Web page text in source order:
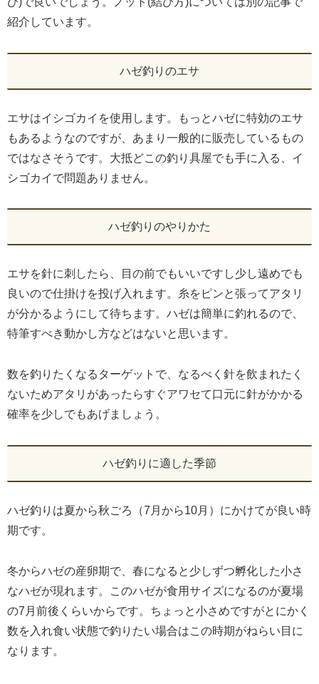
紹介しています。
ハゼ釣りのエサ
エサはイシゴカイを使用します。もっとハゼに特効のエサ
もあるようなのですが、あまり一般的に販売しているもの
ではなさそうです。大抵どこの釣り具屋でも手に入る、イ
シゴカイで問題ありません。
ハゼ釣りのやりかた
エサを針に刺したら、目の前でもいいですし少し遠めでも
良いので仕掛けを投げ入れます。糸をピンと張ってアタリ
が分かるようにして待ちます。ハゼは簡単に釣れるので、
特筆すべき動かし方などはないと思います。
数を釣りたくなるターゲットで、なるべく針を飲まれたく
ないためアタリがあったらすぐアワセて口元に針がかかる
確率を少しでもあげましょう。
ハゼ釣りに適した季節
ハゼ釣りは夏から秋ごろ（7月から10月）にかけてが良い時
期です。
冬からハゼの産卵期で、春になると少しずつ孵化した小さ
なハゼが現れます。このハゼが食用サイズになるのが夏場
の7月前後くらいからです。ちょっと小さめですがとにかく
数を入れ食い状態で釣りたい場合はこの時期がねらい目に
なります。